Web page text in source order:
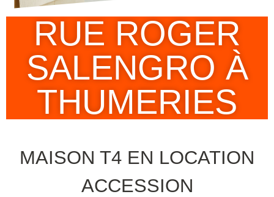
RUE ROGER
SALENGRO À
THUMERIES
MAISON T4 EN LOCATION
ACCESSION